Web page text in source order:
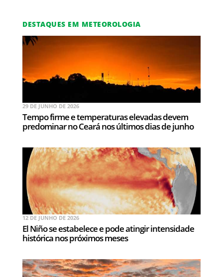
DESTAQUES EM METEOROLOGIA
29 DE JUNHO DE 2026
Tempo firme e temperaturas elevadas devem
predominar no Ceará nos últimos dias de junho
12 DE JUNHO DE 2026
El Niño se estabelece e pode atingir intensidade
histórica nos próximos meses